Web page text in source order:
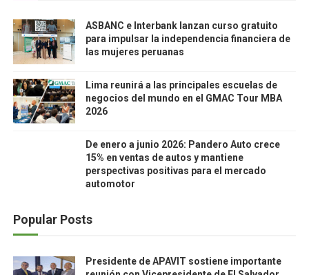
ASBANC e Interbank lanzan curso gratuito
para impulsar la independencia financiera de
las mujeres peruanas
Lima reunirá a las principales escuelas de
negocios del mundo en el GMAC Tour MBA
2026
De enero a junio 2026: Pandero Auto crece
15% en ventas de autos y mantiene
perspectivas positivas para el mercado
automotor
Popular Posts
Presidente de APAVIT sostiene importante